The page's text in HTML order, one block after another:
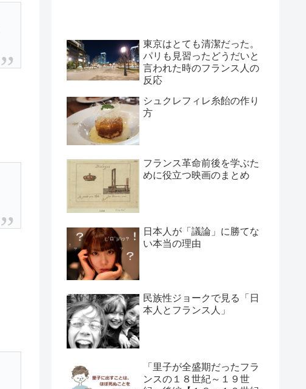
東京はとても清潔だった。
パリも見習ったどうだいと
言われた時のフランス人の
反応
シュクレフィレ糸飴の作り
方
フランス革命前後を学ぶた
めに役立つ映画のまとめ
日本人が「議論」に勝てな
い本当の理由
民族性ジョークで見る「日
本人とフランス人」
「里子が全盛期だったフラ
ンスの１８世紀～１９世